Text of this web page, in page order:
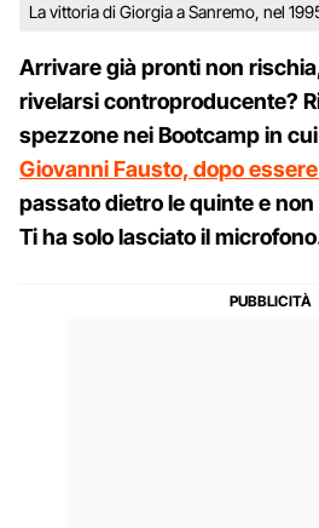
La vittoria di Giorgia a Sanremo, nel
Arrivare già pronti non
rivelarsi controproducente?
spezzone nei Bootcamp in
Giovanni Fausto, dopo
passato dietro le quinte e
Ti ha solo lasciato il